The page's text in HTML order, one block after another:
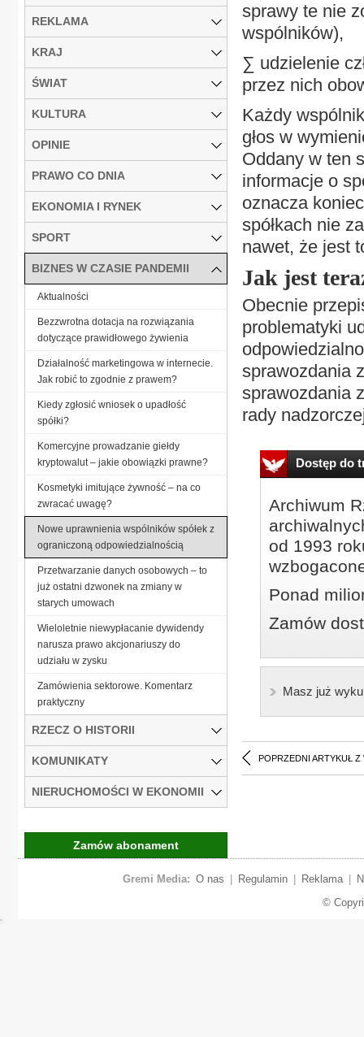
sprawy te nie
wspólników),
∑ udzielenie
przez nich
Każdy
głos w
Oddany w ten
informacje o
oznacza
spółkach nie
nawet, że jest
Jak jest
Obecnie
problematyki
sprawozdania
sprawozdania
rady
Dostęp do
Archiwum
od 1993
Ponad
Zamów
Masz już
POPRZEDNI ARTYKUŁ Z
REKLAMA
KRAJ
ŚWIAT
KULTURA
OPINIE
PRAWO CO DNIA
EKONOMIA I RYNEK
SPORT
BIZNES W CZASIE PANDEMII
Aktualności
Bezzwrotna dotacja na rozwiązania
dotyczące prawidłowego żywienia
Działalność marketingowa w internecie.
Jak robić to zgodnie z prawem?
Kiedy zgłosić wniosek o upadłość
spółki?
Komercyjne prowadzanie giełdy
kryptowalut – jakie obowiązki prawne?
Kosmetyki imitujące żywność – na co
zwracać uwagę?
Nowe uprawnienia wspólników spółek z
ograniczoną odpowiedzialnością
Przetwarzanie danych osobowych – to
już ostatni dzwonek na zmiany w
starych umowach
Wieloletnie niewypłacanie dywidendy
narusza prawo akcjonariuszy do
udziału w zysku
Zamówienia sektorowe. Komentarz
praktyczny
RZECZ O HISTORII
KOMUNIKATY
NIERUCHOMOŚCI W EKONOMII
Zamów abonament
Gremi Media: O nas Regulamin Reklama
©